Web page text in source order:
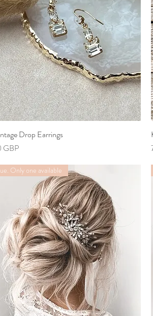
Vista rápida
Drop Earrings
GBP
Only one available